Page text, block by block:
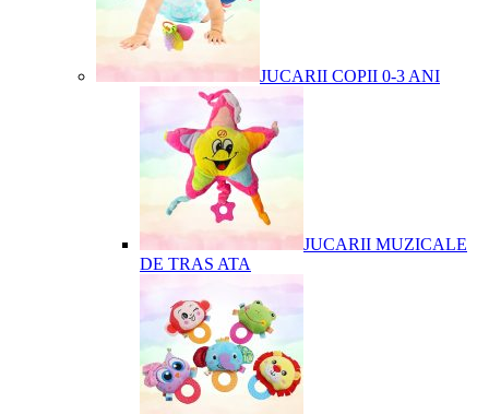
JUCARII COPII 0-3 ANI
JUCARII MUZICALE
DE TRAS ATA